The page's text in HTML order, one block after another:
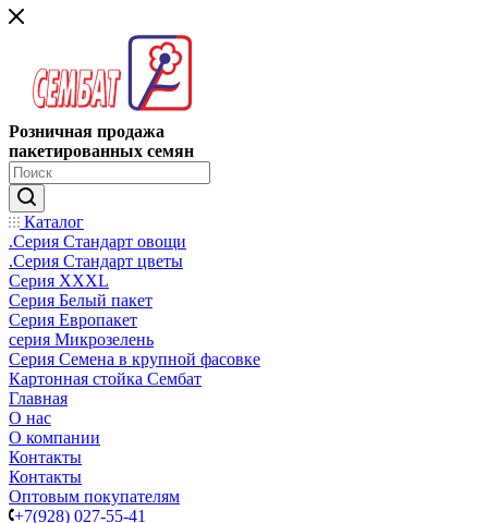
Розничная продажа
пакетированных семян
Каталог
.Серия Стандарт овощи
.Серия Стандарт цветы
Серия XXXL
Серия Белый пакет
Серия Европакет
серия Микрозелень
Серия Семена в крупной фасовке
Картонная стойка Сембат
Главная
О нас
О компании
Контакты
Контакты
Оптовым покупателям
+7(928) 027-55-41